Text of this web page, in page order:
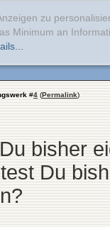
zu
Minimum an
#4 (Permalink)
bisher
Du